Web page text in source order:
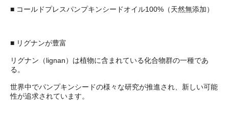
■ コールドプレスパンプキンシードオイル100%（天然無添加）
■ リグナンが豊富
リグナン（lignan）は植物に含まれている化合物群の一種であ
る。
世界中でパンプキンシードの様々な研究が推進され、新しい可能
性が追求されています。